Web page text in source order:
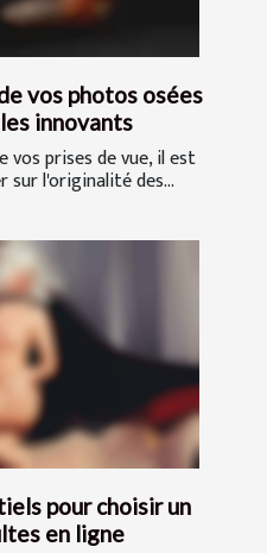
vos photos osées
innovants
vos prises de vue, il est
sur l'originalité des...
pour choisir un
en ligne